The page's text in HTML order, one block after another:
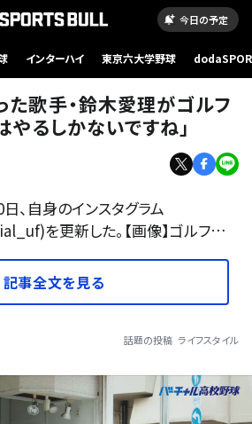
今日の予定
インターハイ 東京六大学野球
た歌手・鈴木愛理がゴルフ
やるしかないですね」
、自身のインスタグラム
を更新した。【画像】ゴルフ…
記事全文を見る
話題の投稿 ライフスタイル